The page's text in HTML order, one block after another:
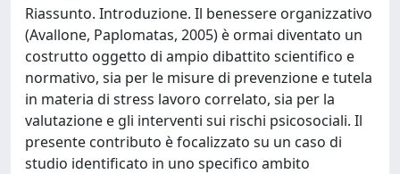
Riassunto. Introduzione. Il benessere organizzativo
(Avallone, Paplomatas, 2005) è ormai diventato un
costrutto oggetto di ampio dibattito scientifico e
normativo, sia per le misure di prevenzione e tutela
in materia di stress lavoro correlato, sia per la
valutazione e gli interventi sui rischi psicosociali. Il
presente contributo è focalizzato su un caso di
studio identificato in uno specifico ambito